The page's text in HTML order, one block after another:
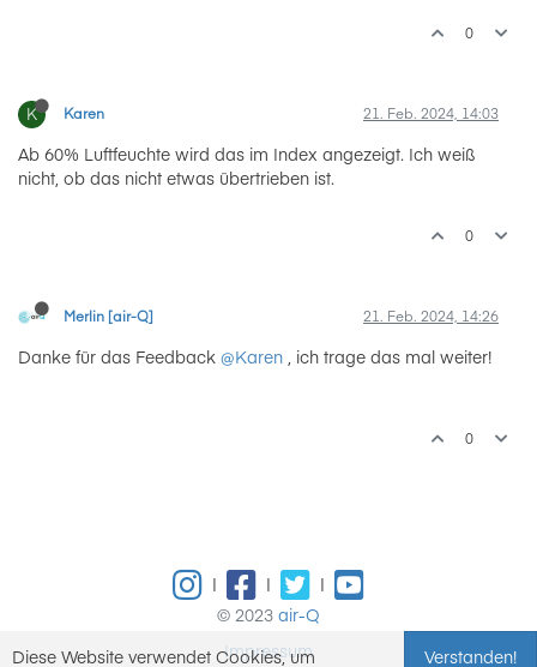
0
K Karen 21. Feb. 2024, 14:03
Ab 60% Luftfeuchte wird das im Index angezeigt. Ich weiß
nicht, ob das nicht etwas übertrieben ist.
0
Merlin [air-Q] 21. Feb. 2024, 14:26
Danke für das Feedback @Karen , ich trage das mal weiter!
0
| |
|
© 2023 air-Q
Impressum
Verstanden!
Diese Website verwendet Cookies, um